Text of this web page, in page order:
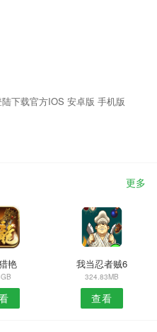
下载官方IOS 安卓版 手机版
更多
艳 我当忍者贼6
324.83MB
查看